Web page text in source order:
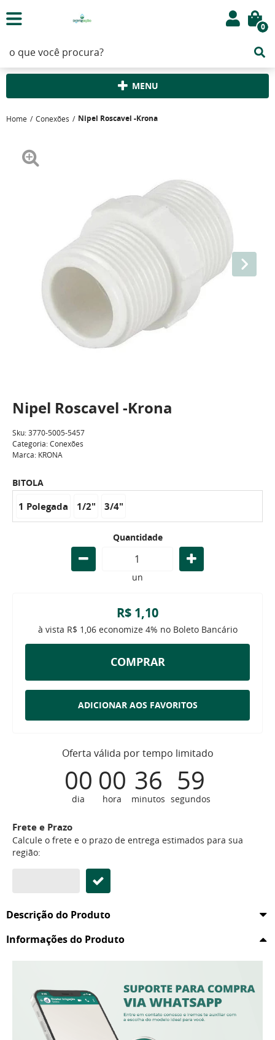
0
MENU
Home Conexões Nipel Roscavel -Krona
Nipel Roscavel -Krona
Sku:3770-5005-5457
Categoria:Conexões
Marca: KRONA
BITOLA
1 Polegada 1/2" 3/4"
Quantidade
un
R$ 1,10
à vista R$ 1,06economize 4% no Boleto Bancário
COMPRAR
ADICIONAR AOS FAVORITOS
Oferta válida por tempo limitado
00
dia
00
hora
36
minutos
58
segundos
Frete e Prazo
Calcule o frete e o prazo de entrega estimados para sua
região:
Descrição do Produto
Informações do Produto